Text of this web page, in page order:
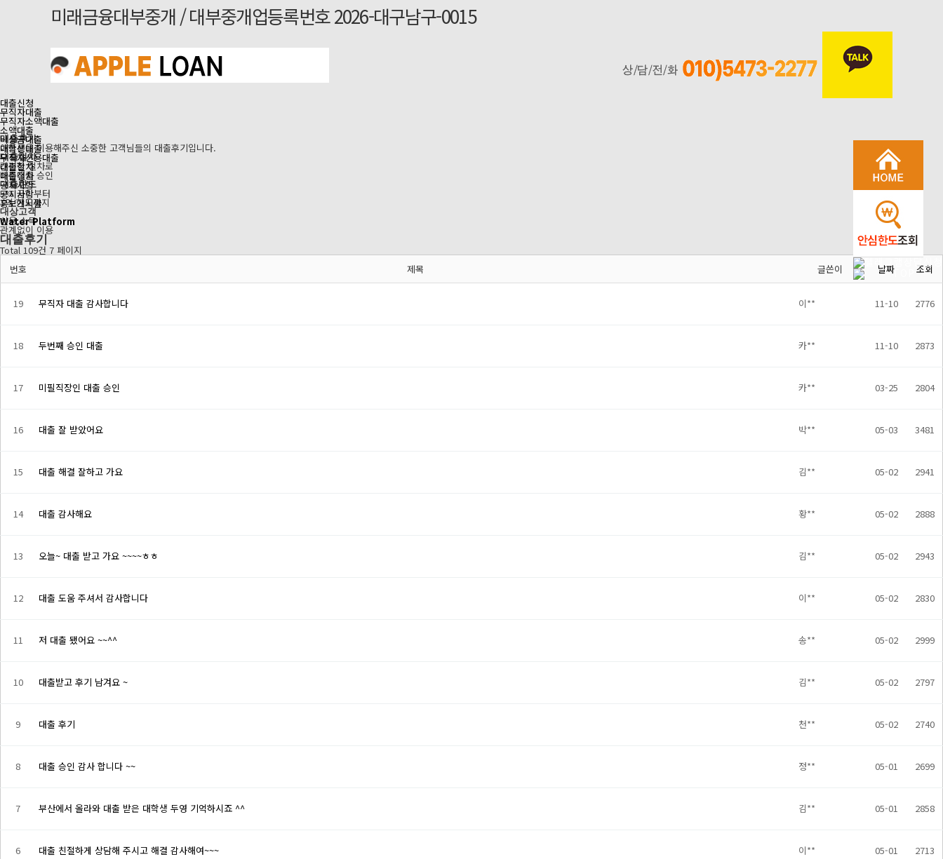
미래금융대부중개 / 대부중개업등록번호 2026-대구남구-0015
대출신청
무직자대출
무직자소액대출
소액대출
비상금대출
대학생대출
무직자신용대출
대출절차
대출절차
공지사항
공지사항
홍보게시물
ㅤ
Water Platform
대출후기
애플론을 이용해주신 소중한 고객님들의 대출후기입니다.
대출절차
간편한 절차로
빠른대출 승인
대출한도
5% 금리부터
1억 한도까지
대상고객
신용,소득
관계없이 이용
대출후기
Total 109건 7 페이지
번호
제목 글쓴이 날짜 조회
19 무직자 대출 감사합니다 이** 11-10 2776
18 두번째 승인 대출 카** 11-10 2873
17 미필직장인 대출 승인 카** 03-25 2804
16 대출 잘 받았어요 박** 05-03 3481
15 대출 해결 잘하고 가요 김** 05-02 2941
14 대출 감사해요 황** 05-02 2888
13 오늘~ 대출 받고 가요 ~~~~ㅎㅎ 김** 05-02 2943
12 대출 도움 주셔서 감사합니다 이** 05-02 2830
11 저 대출 됐어요 ~~^^ 송** 05-02 2999
10 대출받고 후기 남겨요 ~ 김** 05-02 2797
9 대출 후기 천** 05-02 2740
8 대출 승인 감사 합니다 ~~ 정** 05-01 2699
7 부산에서 올라와 대출 받은 대학생 두영 기억하시죠 ^^ 김** 05-01 2858
6 대출 친절하게 상담해 주시고 해결 감사해여~~~ 이** 05-01 2713